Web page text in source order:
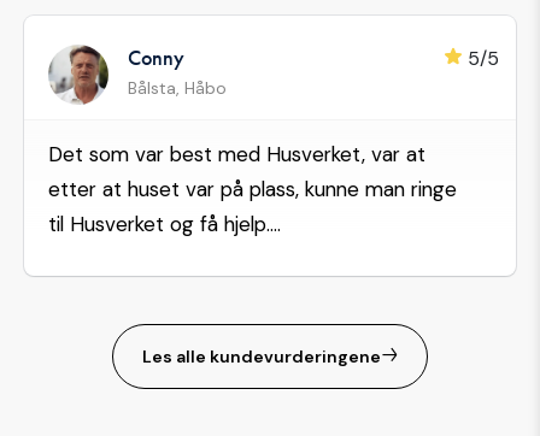
Conny
Bålsta, Håbo
5/5
Det som var best med Husverket, var at
etter at huset var på plass, kunne man ringe
til Husverket og få hjelp....
Les alle kundevurderingene